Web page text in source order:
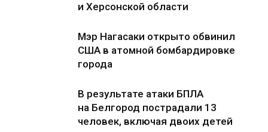
и Херсонской области
Мэр Нагасаки открыто обвинил
США в атомной бомбардировке
города
В результате атаки БПЛА
на Белгород пострадали 13
человек, включая двоих детей